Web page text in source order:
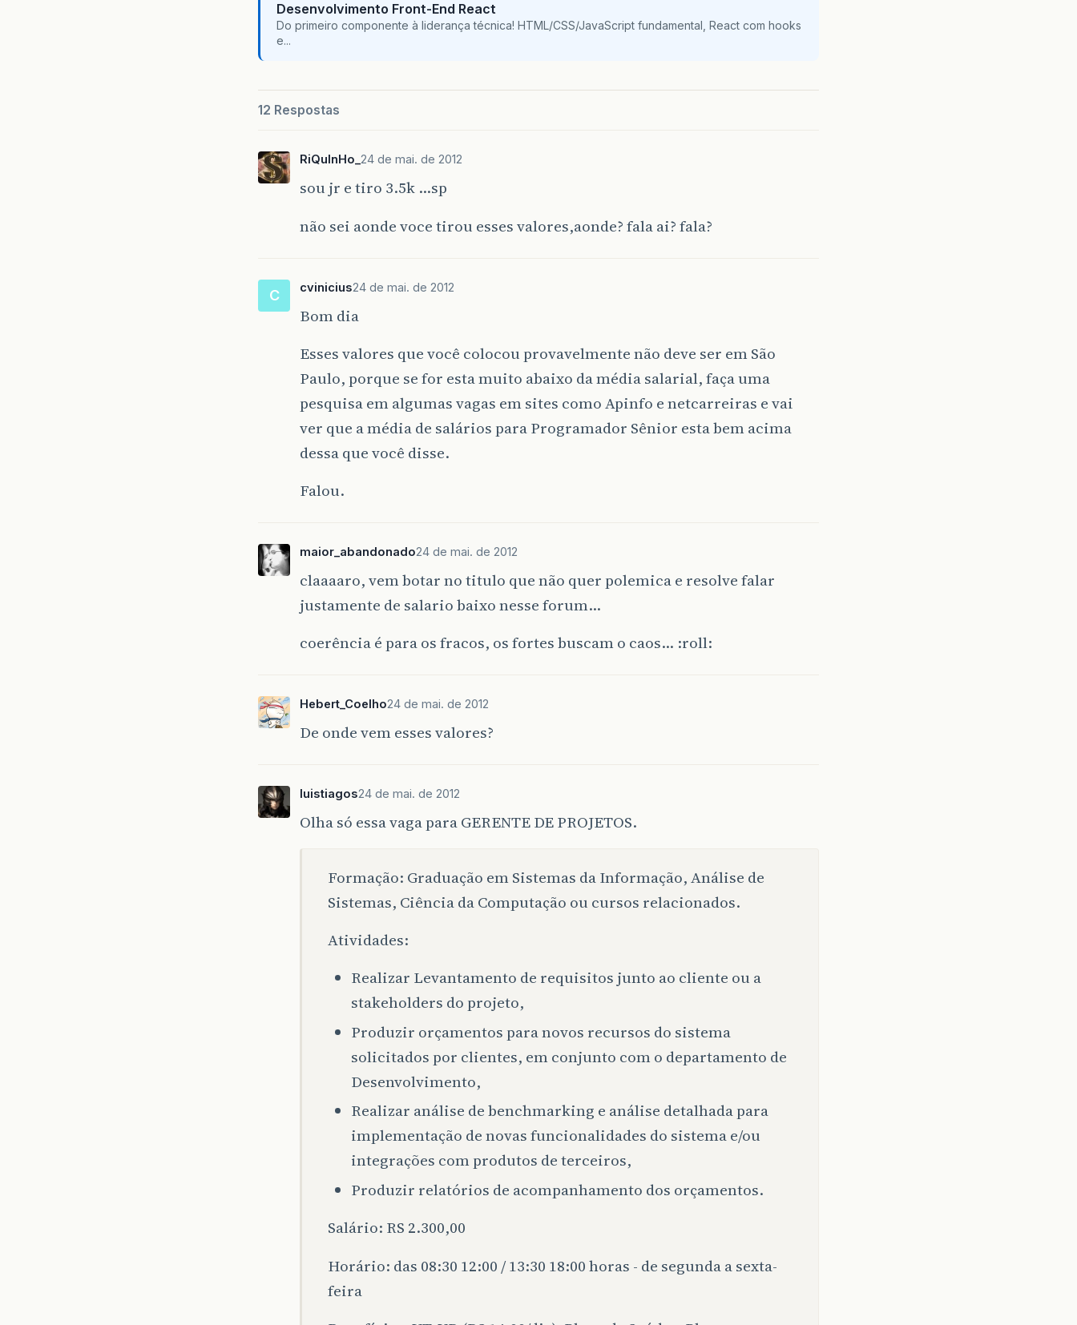
Desenvolvimento Front-End React
Do primeiro componente à liderança técnica! HTML/CSS/JavaScript fundamental, React com hooks
e...
12 Respostas
RiQuInHo_24 de mai. de 2012
sou jr e tiro 3.5k …sp
não sei aonde voce tirou esses valores,aonde? fala ai? fala?
C cvinicius24 de mai. de 2012
Bom dia
Esses valores que você colocou provavelmente não deve ser em São
Paulo, porque se for esta muito abaixo da média salarial, faça uma
pesquisa em algumas vagas em sites como Apinfo e netcarreiras e vai
ver que a média de salários para Programador Sênior esta bem acima
dessa que você disse.
Falou.
maior_abandonado24 de mai. de 2012
claaaaro, vem botar no titulo que não quer polemica e resolve falar
justamente de salario baixo nesse forum…
coerência é para os fracos, os fortes buscam o caos… :roll:
Hebert_Coelho24 de mai. de 2012
De onde vem esses valores?
luistiagos24 de mai. de 2012
Olha só essa vaga para GERENTE DE PROJETOS.
Formação: Graduação em Sistemas da Informação, Análise de
Sistemas, Ciência da Computação ou cursos relacionados.
Atividades:
Realizar Levantamento de requisitos junto ao cliente ou a
stakeholders do projeto,
Produzir orçamentos para novos recursos do sistema
solicitados por clientes, em conjunto com o departamento de
Desenvolvimento,
Realizar análise de benchmarking e análise detalhada para
implementação de novas funcionalidades do sistema e/ou
integrações com produtos de terceiros,
Produzir relatórios de acompanhamento dos orçamentos.
Salário: RS 2.300,00
Horário: das 08:30 12:00 / 13:30 18:00 horas - de segunda a sexta-
feira